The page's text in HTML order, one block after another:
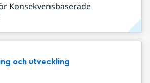
Konsekvensbaserade
och utveckling